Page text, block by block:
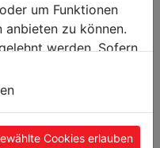
9003395133057
um Funktionen
zu können.
werden. Sofern
Cookies erlauben